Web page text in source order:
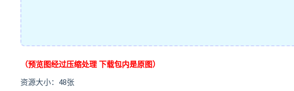
（预览图经过压缩处理 下载包内是原图）
资源大小：48张